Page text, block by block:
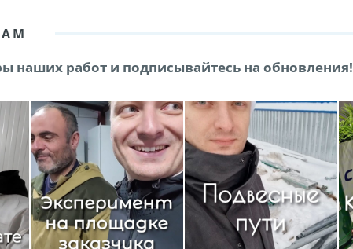
наших работ и подписывайтесь на обновления!